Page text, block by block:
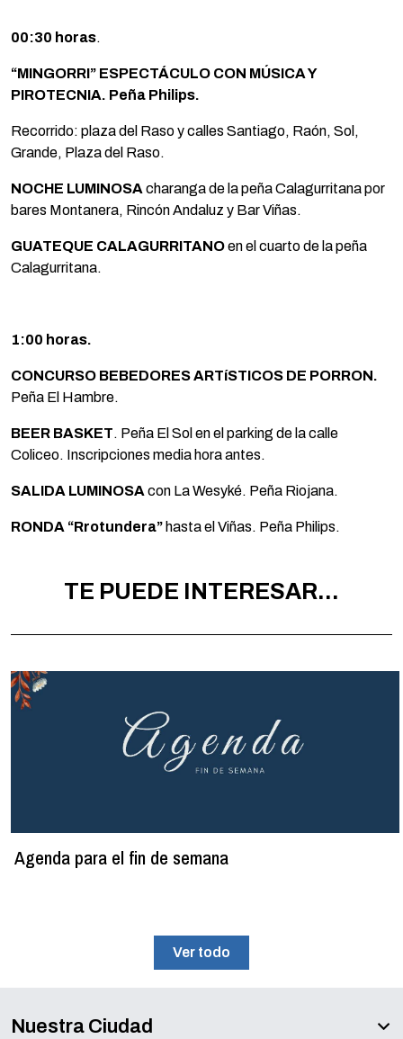
00:30 horas.
“MINGORRI” ESPECTÁCULO CON MÚSICA Y
PIROTECNIA. Peña Philips.
Recorrido: plaza del Raso y calles Santiago, Raón, Sol,
Grande, Plaza del Raso.
NOCHE LUMINOSA charanga de la peña Calagurritana por
bares Montanera, Rincón Andaluz y Bar Viñas.
GUATEQUE CALAGURRITANOen el cuarto de la peña
Calagurritana.
1:00 horas.
CONCURSO BEBEDORES ARTíSTICOS DE PORRON.
Peña El Hambre.
BEER BASKET. Peña El Sol en el parking de la calle
Coliceo. Inscripciones media hora antes.
SALIDA LUMINOSA con La Wesyké. Peña Riojana.
RONDA “Rrotundera” hasta el Viñas. Peña Philips.
TE PUEDE INTERESAR...
Agenda para el fin de semana
Ver todo
Nuestra Ciudad